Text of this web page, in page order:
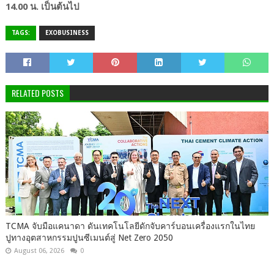
14.00 น. เป็นต้นไป
TAGS: EXOBUSINESS
RELATED POSTS
TCMA จับมือแคนาดา ดันเทคโนโลยีดักจับคาร์บอนเครื่องแรกในไทย
ปูทางอุตสาหกรรมปูนซีเมนต์สู่ Net Zero 2050
August 06, 2026 0